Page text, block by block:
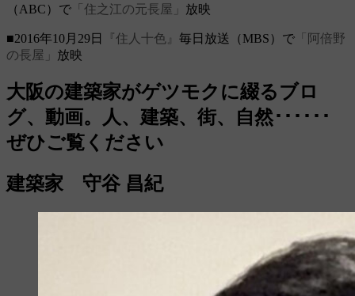
（ABC）で 「住之江の元長屋」 放映
■2016年10月29日 『住人十色』 毎日放送（MBS）で 「阿倍野
の長屋」 放映
大阪の建築家がゲツモクに綴るブロ
グ、動画。人、建築、街、自然･･････
ぜひご覧ください
建築家 守谷 昌紀